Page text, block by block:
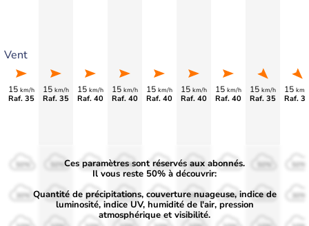
Vent
15 km/h
Raf. 35
15 km/h
Raf. 35
15 km/h
Raf. 40
15 km/h
Raf. 40
15 km/h
Raf. 40
15 km/h
Raf. 40
15 km/h
Raf. 40
15 km/h
Raf. 35
15 km/
Raf.
50%
30%
50%
30%
50%
30%
50%
30%
50%
30%
50%
30%
50%
30% 30% 30%
Ces paramètres sont réservés aux abonnés.
Il vous reste 50% à découvrir:
Quantité de précipitations, couverture nuageuse, indice de
luminosité, indice UV, humidité de l'air, pression
atmosphérique et visibilité.